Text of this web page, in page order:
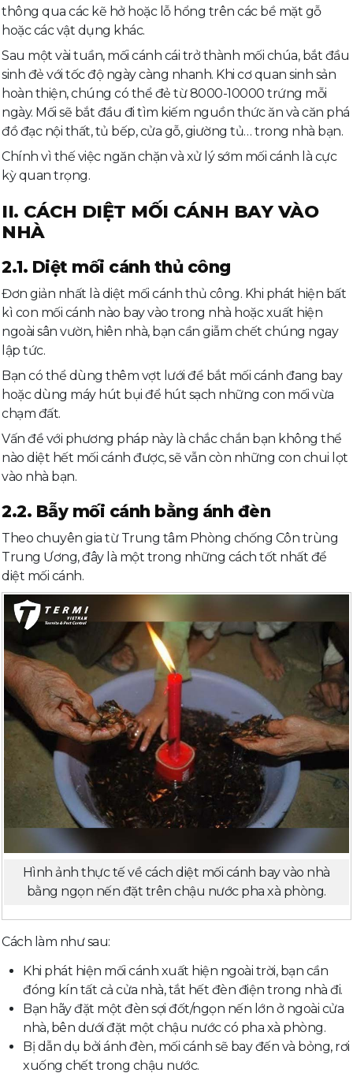
thông qua các kẽ hở hoặc lỗ hổng trên các bề mặt gỗ
hoặc các vật dụng khác.
Sau một vài tuần, mối cánh cái trở thành mối chúa, bắt đầu
sinh đẻ với tốc độ ngày càng nhanh. Khi cơ quan sinh sản
hoàn thiện, chúng có thể đẻ từ 8000-10000 trứng mỗi
ngày. Mối sẽ bắt đầu đi tìm kiếm nguồn thức ăn và căn phá
đồ đạc nội thất, tủ bếp, cửa gỗ, giường tủ… trong nhà bạn.
Chính vì thế việc ngăn chặn và xử lý sớm mối cánh là cực
kỳ quan trọng.
II. CÁCH DIỆT MỐI CÁNH BAY VÀO
NHÀ
2.1. Diệt mối cánh thủ công
Đơn giản nhất là diệt mối cánh thủ công. Khi phát hiện bất
kì con mối cánh nào bay vào trong nhà hoặc xuất hiện
ngoài sân vườn, hiên nhà, bạn cần giẫm chết chúng ngay
lập tức.
Bạn có thể dùng thêm vợt lưới để bắt mối cánh đang bay
hoặc dùng máy hút bụi để hút sạch những con mối vừa
chạm đất.
Vấn đề với phương pháp này là chắc chắn bạn không thể
nào diệt hết mối cánh được, sẽ vẫn còn những con chui lọt
vào nhà bạn.
2.2. Bẫy mối cánh bằng ánh đèn
Theo chuyên gia từ Trung tâm Phòng chống Côn trùng
Trung Ương, đây là một trong những cách tốt nhất để
diệt mối cánh.
Hình ảnh thực tế về cách diệt mối cánh bay vào nhà
bằng ngọn nến đặt trên chậu nước pha xà phòng.
Cách làm như sau:
Khi phát hiện mối cánh xuất hiện ngoài trời, bạn cần
đóng kín tất cả cửa nhà, tắt hết đèn điện trong nhà đi.
Bạn hãy đặt một đèn sợi đốt/ngọn nến lớn ở ngoài cửa
nhà, bên dưới đặt một chậu nước có pha xà phòng.
Bị dẫn dụ bởi ánh đèn, mối cánh sẽ bay đến và bỏng, rơi
xuống chết trong chậu nước.